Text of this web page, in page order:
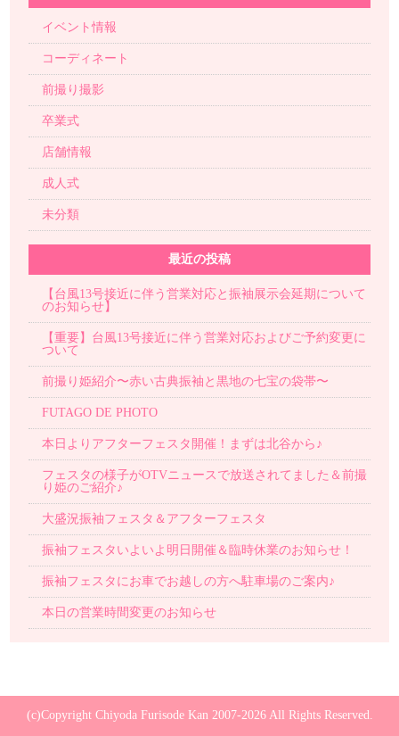
イベント情報
コーディネート
前撮り撮影
卒業式
店舗情報
成人式
未分類
最近の投稿
【台風13号接近に伴う営業対応と振袖展示会延期について
のお知らせ】
【重要】台風13号接近に伴う営業対応およびご予約変更に
ついて
前撮り姫紹介〜赤い古典振袖と黒地の七宝の袋帯〜
FUTAGO DE PHOTO
本日よりアフターフェスタ開催！まずは北谷から♪
フェスタの様子がOTVニュースで放送されてました＆前撮
り姫のご紹介♪
大盛況振袖フェスタ＆アフターフェスタ
振袖フェスタいよいよ明日開催＆臨時休業のお知らせ！
振袖フェスタにお車でお越しの方へ駐車場のご案内♪
本日の営業時間変更のお知らせ
(c)Copyright Chiyoda Furisode Kan 2007-2026 All Rights Reserved.